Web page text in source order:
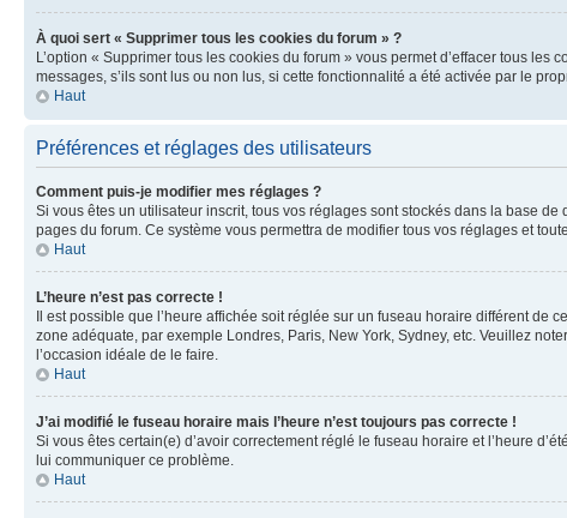
À quoi sert « Supprimer tous les cookies du forum » ?
L’option « Supprimer tous les cookies du forum » vous permet d’effacer tous
messages, s’ils sont lus ou non lus, si cette fonctionnalité a été activée par le
Haut
Préférences et réglages des utilisateurs
Comment puis-je modifier mes réglages ?
Si vous êtes un utilisateur inscrit, tous vos réglages sont stockés dans la base
pages du forum. Ce système vous permettra de modifier tous vos réglages et
Haut
L’heure n’est pas correcte !
Il est possible que l’heure affichée soit réglée sur un fuseau horaire différent
zone adéquate, par exemple Londres, Paris, New York, Sydney, etc. Veuillez
l’occasion idéale de le faire.
Haut
J’ai modifié le fuseau horaire mais l’heure n’est toujours pas correcte !
Si vous êtes certain(e) d’avoir correctement réglé le fuseau horaire et l’heure
lui communiquer ce problème.
Haut